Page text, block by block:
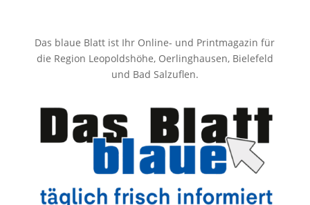
Das blaue Blatt ist Ihr Online- und Printmagazin für
die Region Leopoldshöhe, Oerlinghausen, Bielefeld
und Bad Salzuflen.